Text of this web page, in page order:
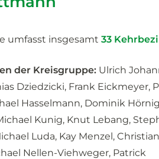
umfasst insgesamt 33
der Kreisgruppe: Ulrich
Dziedzicki, Frank Eickmeyer,
Hasselmann, Dominik
Kunig, Knut Lebang,
Luda, Kay Menzel,
Nellen-Viehweger, Patrick